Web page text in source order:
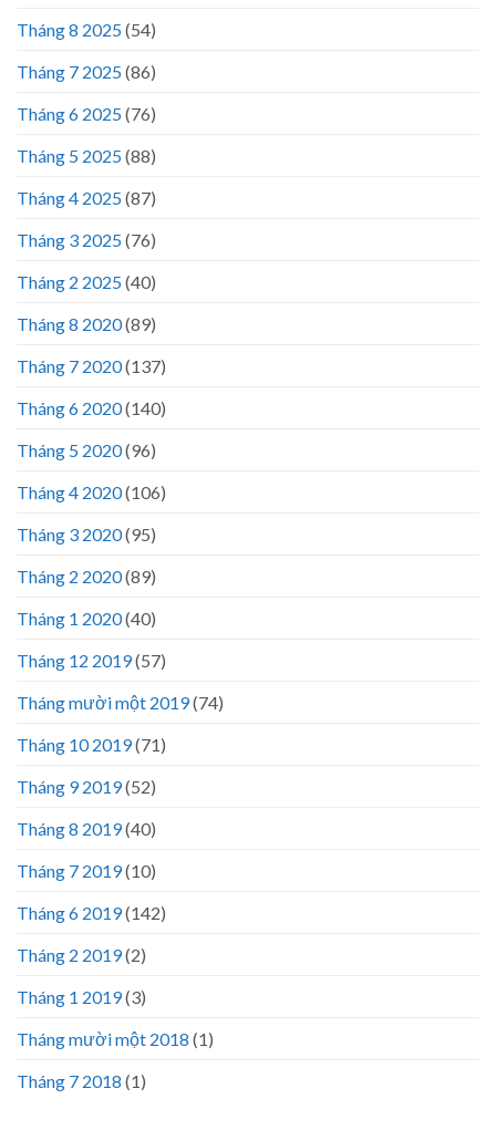
Tháng 8 2025(54)
Tháng 7 2025(86)
Tháng 6 2025(76)
Tháng 5 2025(88)
Tháng 4 2025(87)
Tháng 3 2025(76)
Tháng 2 2025(40)
Tháng 8 2020(89)
Tháng 7 2020(137)
Tháng 6 2020(140)
Tháng 5 2020(96)
Tháng 4 2020(106)
Tháng 3 2020(95)
Tháng 2 2020(89)
Tháng 1 2020(40)
Tháng 12 2019(57)
Tháng mười một 2019(74)
Tháng 10 2019(71)
Tháng 9 2019(52)
Tháng 8 2019(40)
Tháng 7 2019(10)
Tháng 6 2019(142)
Tháng 2 2019(2)
Tháng 1 2019(3)
Tháng mười một 2018 (1)
Tháng 7 2018 (1)